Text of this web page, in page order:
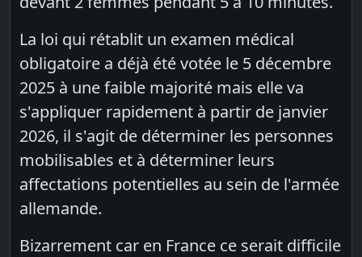
La loi qui rétablit un examen médical
obligatoire a déjà été votée le 5 décembre
2025 à une faible majorité mais elle va
s'appliquer rapidement à partir de janvier
2026, il s'agit de déterminer les personnes
mobilisables et à déterminer leurs
affectations potentielles au sein de l'armée
allemande.
Bizarrement car en France ce serait difficile